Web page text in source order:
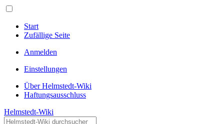
Start
Zufällige Seite
Anmelden
Einstellungen
Über Helmstedt-Wiki
Haftungsausschluss
Helmstedt-Wiki